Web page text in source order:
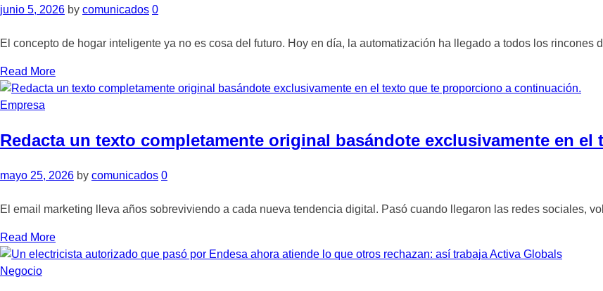
junio 5, 2026 by comunicados 0
El concepto de hogar inteligente ya no es cosa del futuro. Hoy en día, la automatización ha llegado a todos los rincones
Read More
Empresa
Redacta un texto completamente original basándote exclusivamente en
mayo 25, 2026 by comunicados 0
El email marketing lleva años sobreviviendo a cada nueva tendencia digital. Pasó cuando llegaron las redes sociales,
Read More
Negocio